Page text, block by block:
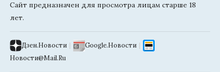
Сайт предназначен для просмотра лицам старше 18
лет.
Дзен.Новости | Google.Новости |
Новости@Mail.Ru